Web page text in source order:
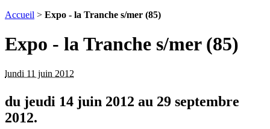
Accueil > Expo - la Tranche s/mer (85)
Expo - la Tranche s/mer (85)
lundi 11 juin 2012
du jeudi 14 juin 2012 au 29 septembre
2012.